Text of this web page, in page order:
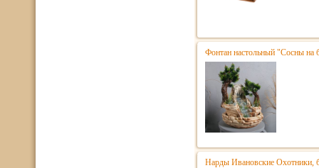
Фонтан настольный "Сосны на
Нарды Ивановские Охотники,